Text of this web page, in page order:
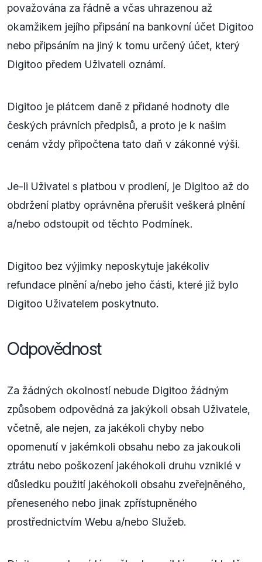
považována za řádně a včas uhrazenou až
okamžikem jejího připsání na bankovní účet Digitoo
nebo připsáním na jiný k tomu určený účet, který
Digitoo předem Uživateli oznámí.
Digitoo je plátcem daně z přidané hodnoty dle
českých právních předpisů, a proto je k našim
cenám vždy připočtena tato daň v zákonné výši.
Je-li Uživatel s platbou v prodlení, je Digitoo až do
obdržení platby oprávněna přerušit veškerá plnění
a/nebo odstoupit od těchto Podmínek.
Digitoo bez výjimky neposkytuje jakékoliv
refundace plnění a/nebo jeho části, které již bylo
Digitoo Uživatelem poskytnuto.
Odpovědnost
Za žádných okolností nebude Digitoo žádným
způsobem odpovědná za jakýkoli obsah Uživatele,
včetně, ale nejen, za jakékoli chyby nebo
opomenutí v jakémkoli obsahu nebo za jakoukoli
ztrátu nebo poškození jakéhokoli druhu vzniklé v
důsledku použití jakéhokoli obsahu zveřejněného,
přeneseného nebo jinak zpřístupněného
prostřednictvím Webu a/nebo Služeb.